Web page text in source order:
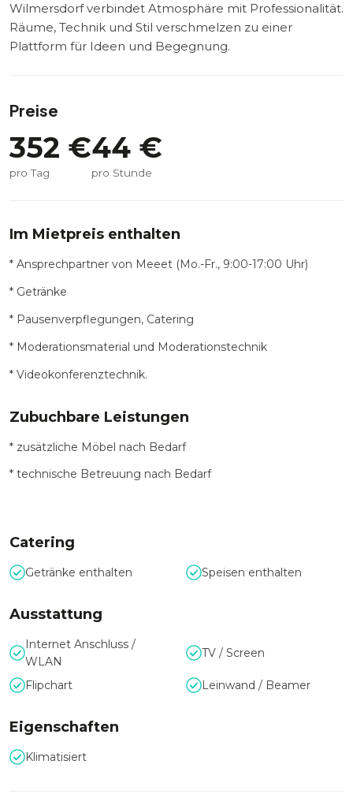
Wilmersdorf verbindet Atmosphäre mit Professionalität.
Räume, Technik und Stil verschmelzen zu einer
Plattform für Ideen und Begegnung.
Preise
352 €
pro Tag
44 €
pro Stunde
Im Mietpreis enthalten
* Ansprechpartner von Meeet (Mo.-Fr., 9:00-17:00 Uhr)
* Getränke
* Pausenverpflegungen, Catering
* Moderationsmaterial und Moderationstechnik
* Videokonferenztechnik.
Zubuchbare Leistungen
* zusätzliche Möbel nach Bedarf
* technische Betreuung nach Bedarf
Catering
Getränke enthalten Speisen enthalten
Ausstattung
Internet Anschluss /
WLAN
TV / Screen
Flipchart Leinwand / Beamer
Eigenschaften
Klimatisiert